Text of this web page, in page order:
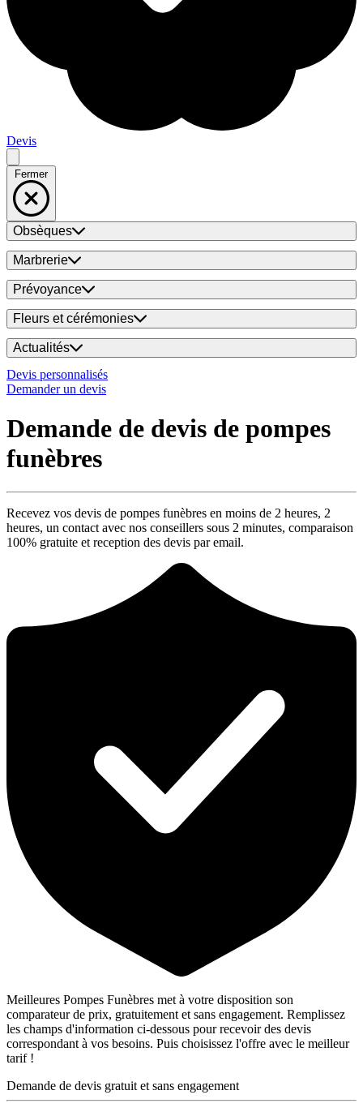
Devis
Fermer
Obsèques
Marbrerie
Prévoyance
Fleurs et cérémonies
Actualités
Devis personnalisés
Demander un devis
Demande de devis de pompes
funèbres
Recevez vos devis de pompes funèbres en moins de 2 heures, 2
heures, un contact avec nos conseillers sous 2 minutes, comparaison
100% gratuite et reception des devis par email.
Meilleures Pompes Funèbres met à votre disposition son
comparateur de prix, gratuitement et sans engagement. Remplissez
les champs d'information ci-dessous pour recevoir des devis
correspondant à vos besoins. Puis choisissez l'offre avec le meilleur
tarif !
Demande de devis gratuit et sans engagement